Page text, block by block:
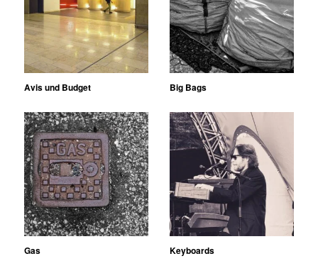
Avis und Budget Big Bags
Gas Keyboards